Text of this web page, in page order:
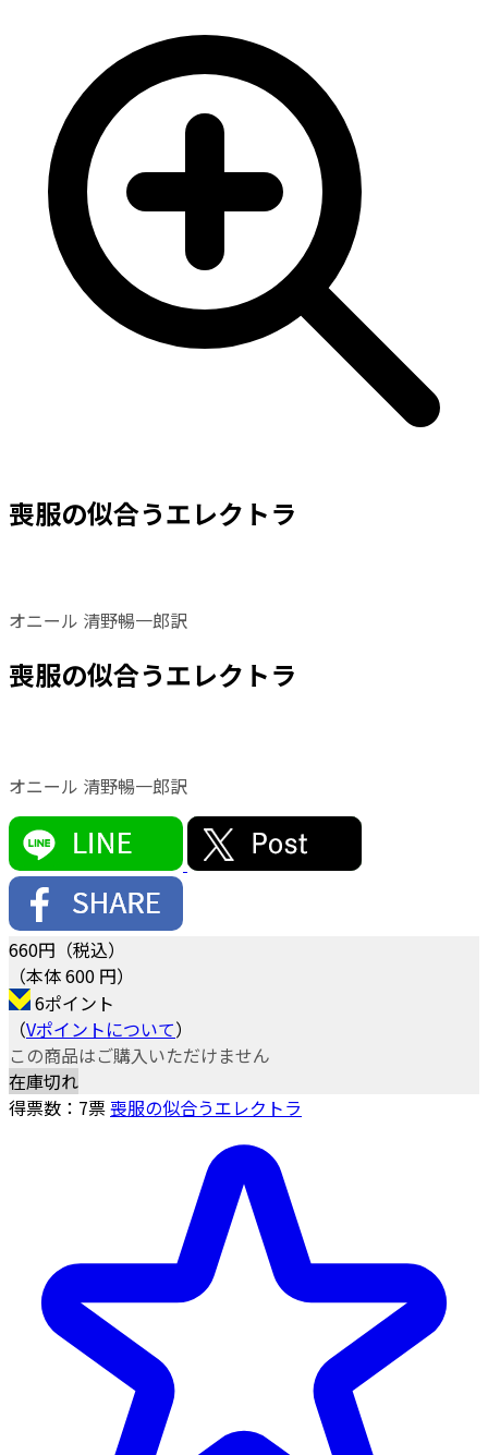
喪服の似合うエレクトラ
オニール 清野暢一郎訳
喪服の似合うエレクトラ
オニール 清野暢一郎訳
660円（税込）
（本体 600 円）
6ポイント
（Vポイントについて）
この商品はご購入いただけません
在庫切れ
得票数： 7票喪服の似合うエレクトラ